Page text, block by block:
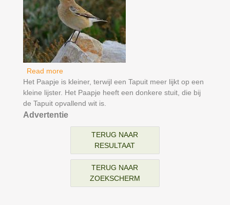
Read moreabout Tapuit
Het Paapje is kleiner, terwijl een Tapuit meer lijkt op een
kleine lijster. Het Paapje heeft een donkere stuit, die bij
de Tapuit opvallend wit is.
Advertentie
TERUG NAAR
RESULTAAT
TERUG NAAR
ZOEKSCHERM